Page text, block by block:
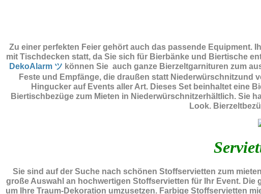
Zu einer perfekten Feier gehört auch das passende Equipment.
mit Tischdecken statt, da Sie sich für Bierbänke und Biertische
DekoAlarm ツ können Sie auch ganze Bierzeltgarnituren zum
Feste und Empfänge, die draußen statt Niederwürschnitzund
Hingucker auf Events aller Art. Dieses Set beinhaltet eine
Biertischbezüge zum Mieten in Niederwürschnitzerhältlich. Sie
Look.
Sie sind auf der Suche nach schönen Stoffservietten zum
große Auswahl an hochwertigen Stoffservietten für Ihr Event.
um Ihre Traum-Dekoration umzusetzen. Farbige Stoffservietten